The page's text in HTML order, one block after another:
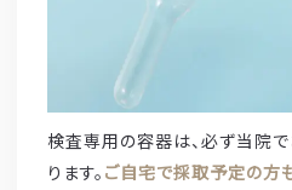
検査専用の容器は、必ず当院で
ります。 ご自宅で採取予定の方